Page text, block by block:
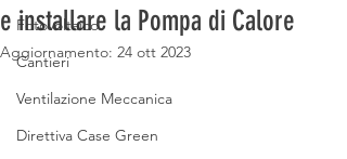
Fotovoltaico
Cantieri
Ventilazione Meccanica
Direttiva Case Green
e installare la Pompa di Calore
Aggiornamento: 24 ott 2023